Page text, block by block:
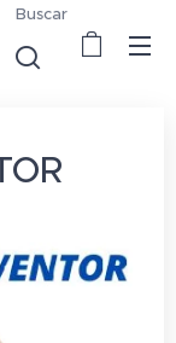
Buscar